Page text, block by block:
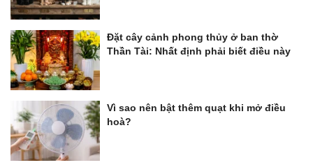
Đặt cây cảnh phong thủy ở ban thờ
Thần Tài: Nhất định phải biết điều này
Vì sao nên bật thêm quạt khi mở điều
hoà?